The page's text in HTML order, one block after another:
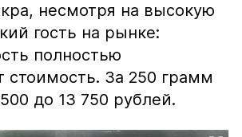
несмотря на высокую
гость на рынке:
полностью
стоимость. За 250 грамм
до 13 750 рублей.